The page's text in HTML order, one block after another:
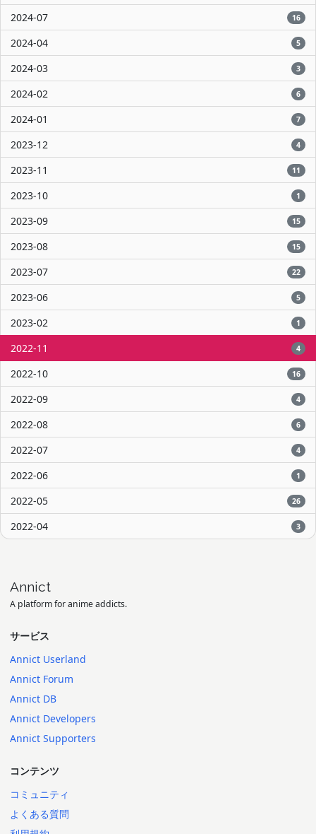
2024-07 16
2024-04 5
2024-03 3
2024-02 6
2024-01 7
2023-12 4
2023-11 11
2023-10 1
2023-09 15
2023-08 15
2023-07 22
2023-06 5
2023-02 1
2022-11 4
2022-10 16
2022-09 4
2022-08 6
2022-07 4
2022-06 1
2022-05 26
2022-04 3
Annict
A platform for anime addicts.
サービス
Annict Userland
Annict Forum
Annict DB
Annict Developers
Annict Supporters
コンテンツ
コミュニティ
よくある質問